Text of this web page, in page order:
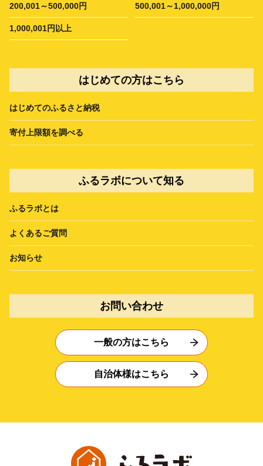
200,001～500,000円 500,001～1,000,000円
1,000,001円以上
はじめての方はこちら
はじめてのふるさと納税
寄付上限額を調べる
ふるラボについて知る
ふるラボとは
よくあるご質問
お知らせ
お問い合わせ
一般の方はこちら
自治体様はこちら